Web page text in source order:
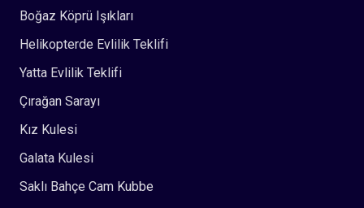
Boğaz Köprü Işıkları
Helikopterde Evlilik Teklifi
Yatta Evlilik Teklifi
Çırağan Sarayı
Kız Kulesi
Galata Kulesi
Saklı Bahçe Cam Kubbe